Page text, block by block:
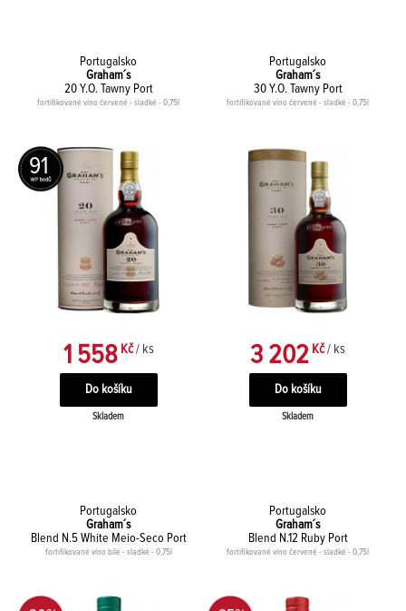
Portugalsko
Graham´s
20 Y.O. Tawny Port
fortifikované víno červené - sladké - 0,75l
91
1 558Kč / ks
Skladem
Portugalsko
Graham´s
30 Y.O. Tawny Port
fortifikované víno červené - sladké - 0,75l
3 202 Kč / ks
Skladem
Portugalsko
Graham´s
Blend N.5 White Meio-Seco Port
fortifikované víno bílé - sladké - 0,75l
Portugalsko
Graham´s
Blend N.12 Ruby Port
fortifikované víno červené - sladké - 0,75l